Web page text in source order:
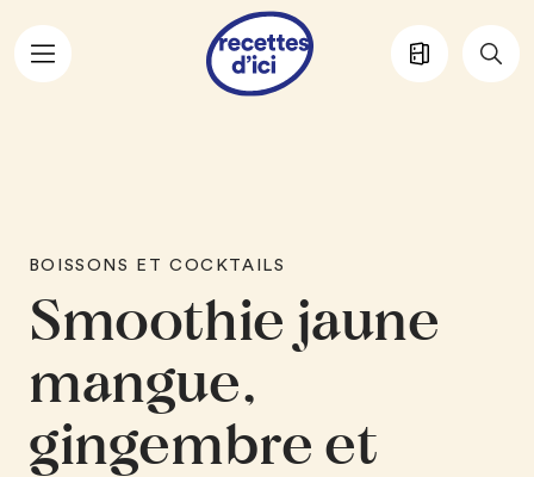
Aller au contenu principal
BOISSONS ET COCKTAILS
Smoothie jaune
mangue,
gingembre et